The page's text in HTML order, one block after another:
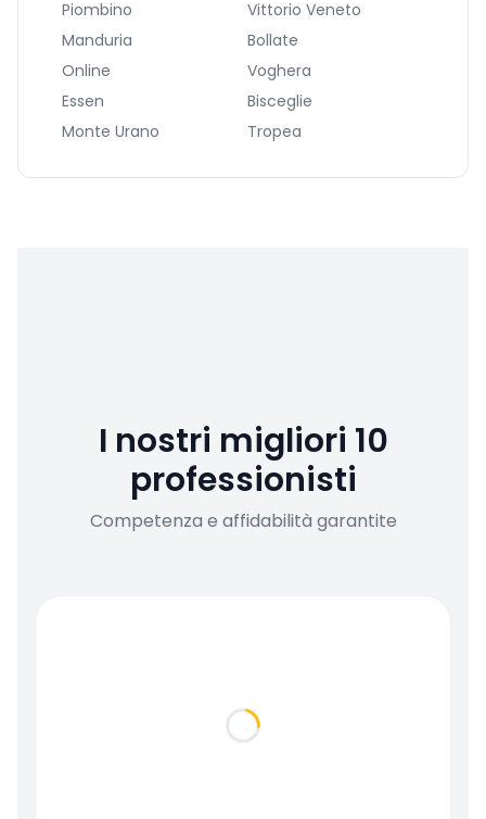
Piombino
Vittorio Veneto
Manduria
Bollate
Online
Voghera
Essen
Bisceglie
Monte Urano
Tropea
I nostri migliori 10
professionisti
Competenza e affidabilità garantite
Loading...